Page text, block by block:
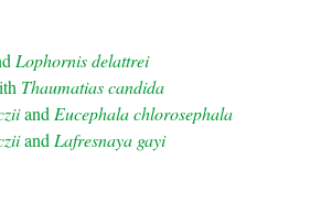
Lophornis delattrei
Thaumatias candida
andEucephala chlorosephala
andLafresnaya gayi